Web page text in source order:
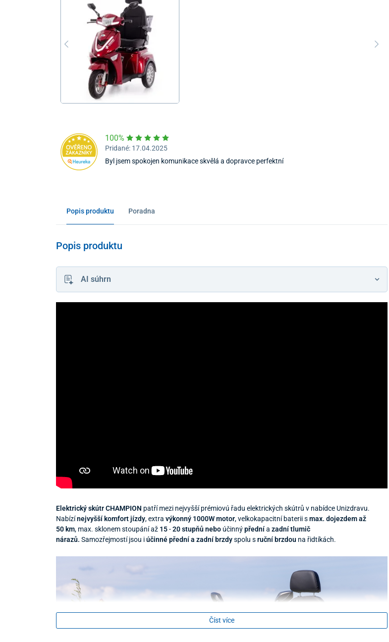
100%
Pridané: 17.04.2025
Byl jsem spokojen komunikace skvělá a dopravce perfektní
Popis produktu Poradna
Popis produktu
AI súhrn
Elektrický skútr CHAMPION patří mezi nejvyšší prémiovú řadu elektrických skútrů v nabídce Unizdravu.
Nabízínejvyšší komfort jízdy, extra výkonný 1000W motor, velkokapacitní baterii smax. dojezdem až
50 km, max. sklonem stoupání až 15-20 stupňů nebo účinnýpřednía zadní tlumič
nárazů. Samozřejmostí jsou iúčinné přední a zadní brzdyspolu sruční brzdou na řidtíkách.
Číst více